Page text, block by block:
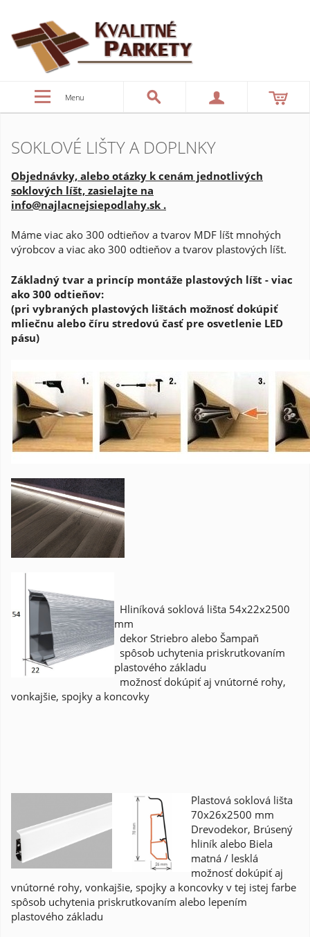
Menu
SOKLOVÉ LIŠTY A DOPLNKY
Objednávky, alebo otázky k cenám jednotlivých
soklových líšt, zasielajte na
info@najlacnejsiepodlahy.sk .
Máme viac ako 300 odtieňov a tvarov MDF líšt mnohých
výrobcov a viac ako 300 odtieňov a tvarov plastových líšt.
Základný tvar a princíp montáže plastových líšt - viac
ako 300 odtieňov:
(pri vybraných plastových lištách možnosť dokúpiť
mliečnu alebo číru stredovú časť pre osvetlenie LED
pásu)
Hliníková soklová lišta 54x22x2500
mm
dekor Striebro alebo Šampaň
spôsob uchytenia priskrutkovaním
plastového základu
možnosť dokúpiť aj vnútorné rohy,
vonkajšie, spojky a koncovky
Plastová soklová lišta
70x26x2500 mm
Drevodekor, Brúsený
hliník alebo Biela
matná / lesklá
možnosť dokúpiť aj
vnútorné rohy, vonkajšie, spojky a koncovky v tej istej farbe
spôsob uchytenia priskrutkovaním alebo lepením
plastového základu